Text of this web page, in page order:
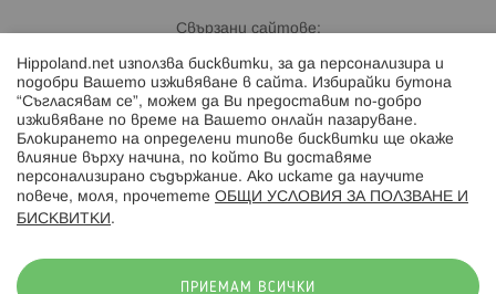
Свързани сайтове:
Hippoland.ro
Последвайте ни:
Hippoland.net използва бисквитки, за да персонализира и
подобри Вашето изживяване в сайта. Избирайки бутона
“Съгласявам се”, можем да Ви предоставим по-добро
изживяване по време на Вашето онлайн пазаруване.
Блокирането на определени типове бисквитки ще окаже
влияние върху начина, по който Ви доставяме
персонализирано съдържание. Ако искате да научите
повече, моля, прочетете ОБЩИ УСЛОВИЯ ЗА ПОЛЗВАНЕ И
БИСКВИТКИ .
ПРИЕМАМ ВСИЧКИ